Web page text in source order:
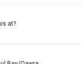
at?